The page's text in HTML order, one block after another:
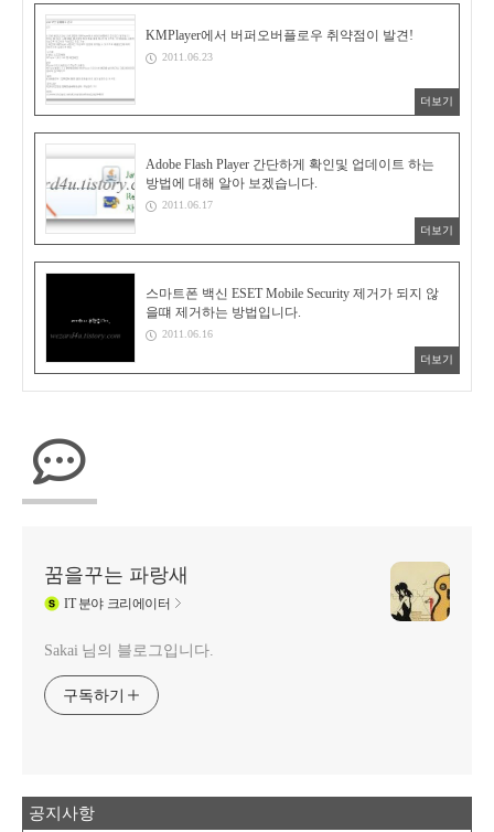
KMPlayer에서 버퍼오버플로우 취약점이 발견!
2011.06.23
더보기
Adobe Flash Player 간단하게 확인및 업데이트 하는
방법에 대해 알아 보겠습니다.
2011.06.17
더보기
스마트폰 백신 ESET Mobile Security 제거가 되지 않
을떄 제거하는 방법입니다.
2011.06.16
더보기
꿈을꾸는 파랑새
IT분야 크리에이터
Sakai 님의 블로그입니다.
구독하기
공지사항